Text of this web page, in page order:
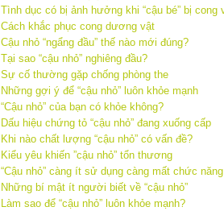
Tình dục có bị ảnh hưởng khi “cậu bé” bị cong
Cách khắc phục cong dương vật
Cậu nhỏ “ngẩng đầu” thế nào mới đúng?
Tại sao “cậu nhỏ” nghiêng đầu?
Sự cố thường gặp chống phòng the
Những gợi ý để “cậu nhỏ” luôn khỏe mạnh
“Cậu nhỏ” của bạn có khỏe không?
Dấu hiệu chứng tỏ “cậu nhỏ” đang xuống cấp
Khi nào chất lượng “cậu nhỏ” có vấn đề?
Kiểu yêu khiến ”cậu nhỏ” tổn thương
“Cậu nhỏ” càng ít sử dụng càng mất chức năng
Những bí mật ít người biết về “cậu nhỏ”
Làm sao để “cậu nhỏ” luôn khỏe mạnh?